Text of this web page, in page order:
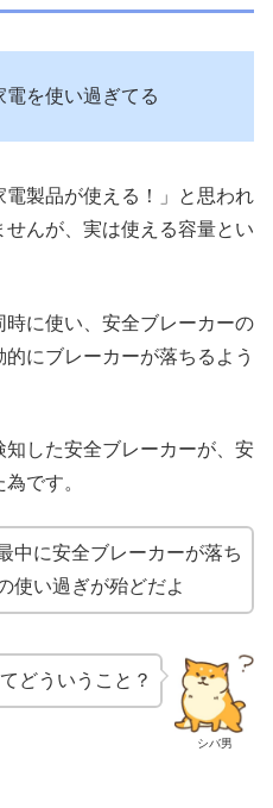
電を使い過ぎてる
製品が使える！」と思われ
んが、実は使える容量とい
に使い、安全ブレーカーの
にブレーカーが落ちるよう
した安全ブレーカーが、安
です。
中に安全ブレーカーが落ち
使い過ぎが殆どだよ
シバ男
どういうこと？